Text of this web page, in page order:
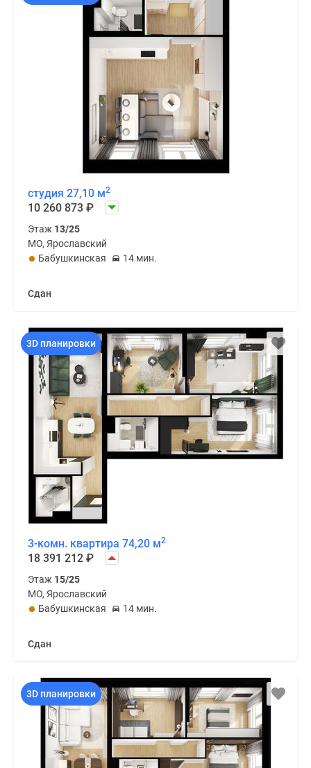
студия 27,10 м2
10 260 873 ₽
Этаж 13/25
МО, Ярославский
Бабушкинская
14 мин.
Сдан
3D планировки
3-комн. квартира 74,20 м2
18 391 212 ₽
Этаж 15/25
МО, Ярославский
Бабушкинская
14 мин.
Сдан
3D планировки